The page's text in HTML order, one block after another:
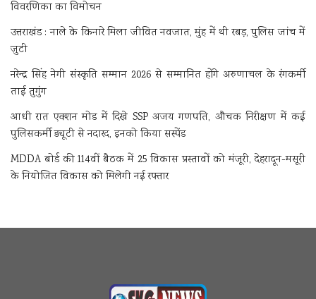
विवरणिका का विमोचन
उत्तराखंड : नाले के किनारे मिला जीवित नवजात, मुंह में थी रबड़, पुलिस जांच में
जुटी
नरेन्द्र सिंह नेगी संस्कृति सम्मान 2026 से सम्मानित होंगे अरुणाचल के रंगकर्मी
ताई तुगुंग
आधी रात एक्शन मोड में दिखे SSP अजय गणपति, औचक निरीक्षण में कई
पुलिसकर्मी ड्यूटी से नदारद, इनको किया सस्पेंड
MDDA बोर्ड की 114वीं बैठक में 25 विकास प्रस्तावों को मंजूरी, देहरादून-मसूरी
के नियोजित विकास को मिलेगी नई रफ्तार